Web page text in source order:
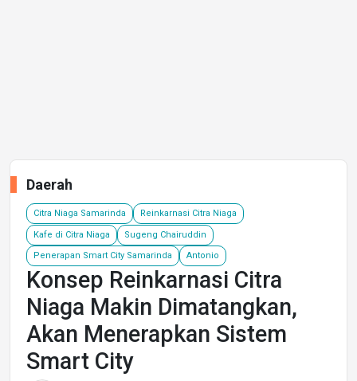
Daerah
Citra Niaga Samarinda Reinkarnasi Citra Niaga
Kafe di Citra Niaga Sugeng Chairuddin
Penerapan Smart City Samarinda Antonio
Konsep Reinkarnasi Citra
Niaga Makin Dimatangkan,
Akan Menerapkan Sistem
Smart City